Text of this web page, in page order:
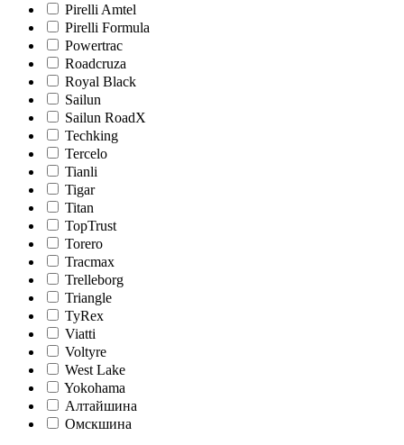
Pirelli Amtel
Pirelli Formula
Powertrac
Roadcruza
Royal Black
Sailun
Sailun RoadX
Techking
Tercelo
Tianli
Tigar
Titan
TopTrust
Torero
Tracmax
Trelleborg
Triangle
TyRex
Viatti
Voltyre
West Lake
Yokohama
Алтайшина
Омскшина